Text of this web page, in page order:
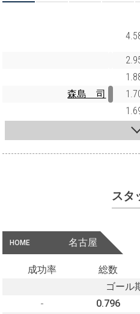
森島 司
スタ
HOME 名古屋
成功率 総数
ゴール
-
0.796